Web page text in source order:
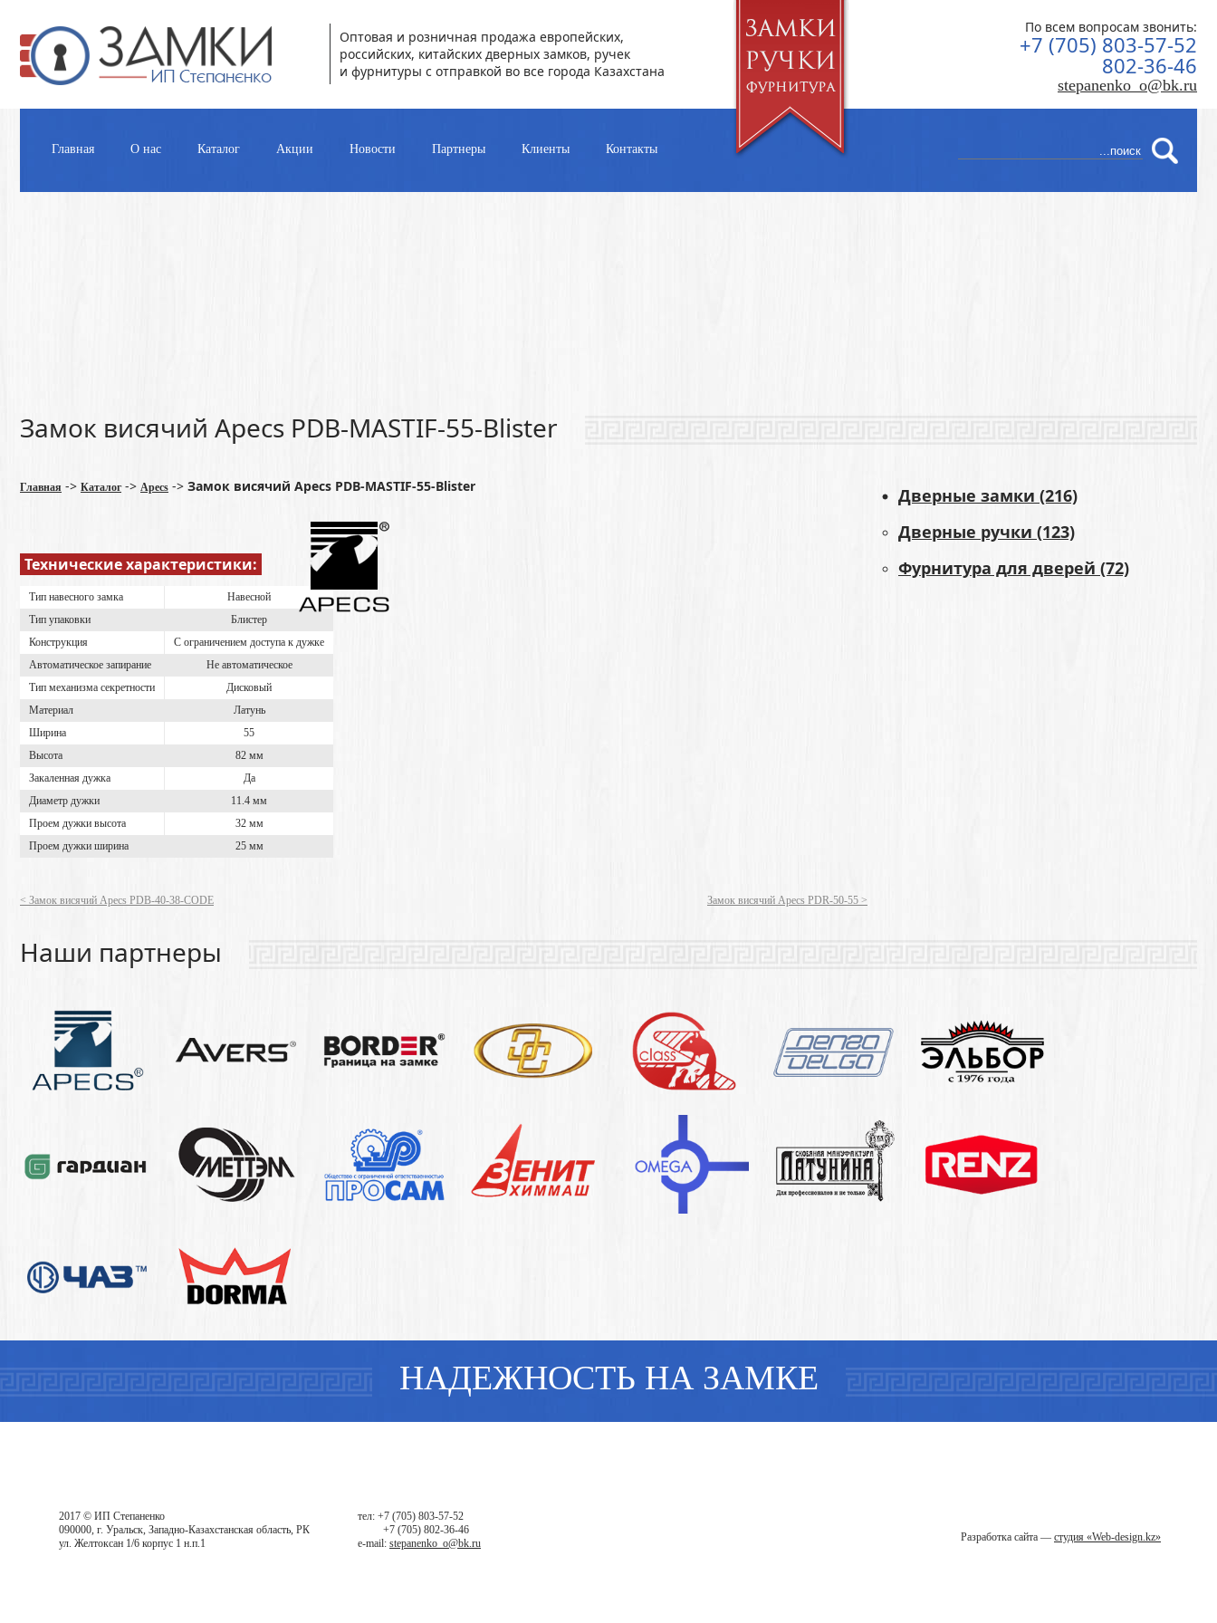
Оптовая и розничная продажа европейских,
российских, китайских дверных замков, ручек
и фурнитуры с отправкой во все города Казахстана
По всем вопросам звонить:
+7 (705) 803-57-52
802-36-46
stepanenko_o@bk.ru
Главная О нас Каталог Акции Новости Партнеры Клиенты Контакты
Замок висячий Apecs PDB-MASTIF-55-Blister
Главная -> Каталог-> Apecs -> Замок висячий Apecs PDB-MASTIF-55-Blister
Технические характеристики:
Тип навесного замка
Навесной
Тип упаковки
Блистер
Конструкция
С ограничением доступа к дужке
Автоматическое запирание
Не автоматическое
Тип механизма секретности
Дисковый
Материал
Латунь
Ширина
55
Высота
82 мм
Закаленная дужка
Да
Диаметр дужки
11.4 мм
Проем дужки высота
32 мм
Проем дужки ширина
25 мм
Замок висячий Apecs PDR-50-55 >
< Замок висячий Apecs PDB-40-38-CODE
Дверные замки (216)
Дверные ручки (123)
Фурнитура для дверей (72)
Наши партнеры
НАДЕЖНОСТЬ НА ЗАМКЕ
2017 © ИП Степаненко
090000, г. Уральск, Западно-Казахстанская область, РК
ул. Желтоксан 1/6 корпус 1 н.п.1
тел: +7 (705) 803-57-52
+7 (705) 802-36-46
e-mail: stepanenko_o@bk.ru Разработка сайта — студия «Web-design.kz»